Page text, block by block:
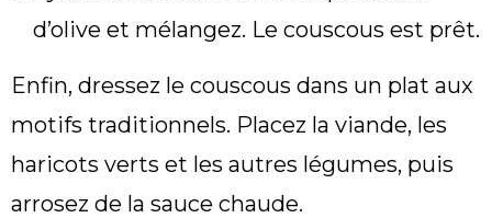
d’olive et mélangez. Le couscous est prêt.
Enfin, dressez le couscous dans un plat aux
motifs traditionnels. Placez la viande, les
haricots verts et les autres légumes, puis
arrosez de la sauce chaude.